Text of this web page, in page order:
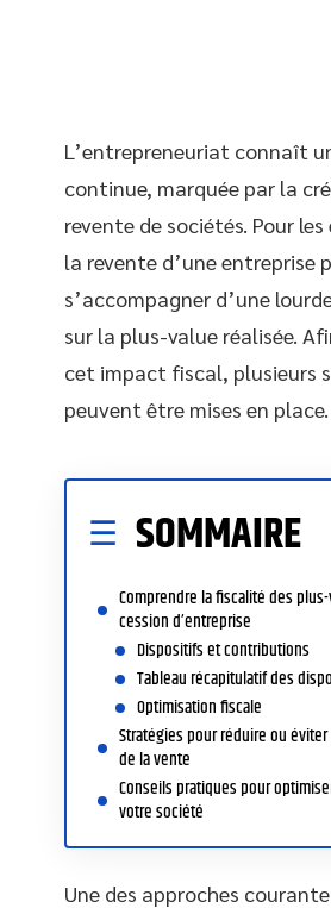
L’entrepreneuriat connaît
continue, marquée par la
revente de sociétés. Pour
la revente d’une entreprise
s’accompagner d’une
sur la plus-value réalisée.
cet impact fiscal, plusieurs
peuvent être mises en place.
SOMMAIRE
Comprendre la fiscalité des
cession d’entreprise
Dispositifs et contributions
Tableau récapitulatif des
Optimisation fiscale
Stratégies pour réduire ou
de la vente
Conseils pratiques pour
votre société
Une des approches